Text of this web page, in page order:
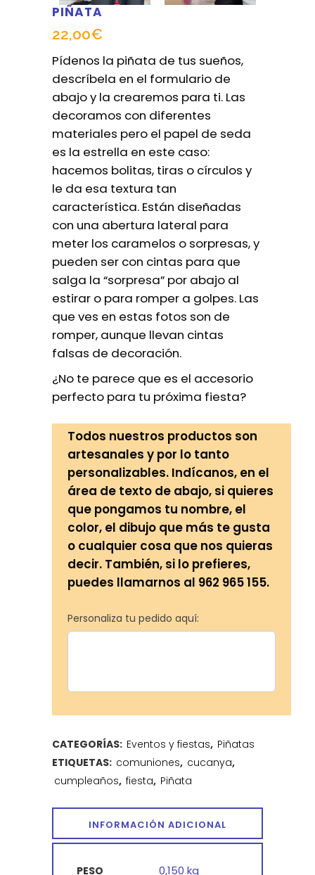
PIÑATA
22,00€
Pídenos la piñata de tus sueños,
descríbela en el formulario de
abajo y la crearemos para ti. Las
decoramos con diferentes
materiales pero el papel de seda
es la estrella en este caso:
hacemos bolitas, tiras o círculos y
le da esa textura tan
característica. Están diseñadas
con una abertura lateral para
meter los caramelos o sorpresas, y
pueden ser con cintas para que
salga la “sorpresa” por abajo al
estirar o para romper a golpes. Las
que ves en estas fotos son de
romper, aunque llevan cintas
falsas de decoración.
¿No te parece que es el accesorio
perfecto para tu próxima fiesta?
Todos nuestros productos son
artesanales y por lo tanto
personalizables. Indícanos, en el
área de texto de abajo, si quieres
que pongamos tu nombre, el
color, el dibujo que más te gusta
o cualquier cosa que nos quieras
decir. También, si lo prefieres,
puedes llamarnos al 962 965 155.
Personaliza tu pedido aquí:
CATEGORÍAS: Eventos y fiestas, Piñatas
ETIQUETAS: comuniones, cucanya,
cumpleaños, fiesta, Piñata
INFORMACIÓN ADICIONAL
PESO 0,150 kg